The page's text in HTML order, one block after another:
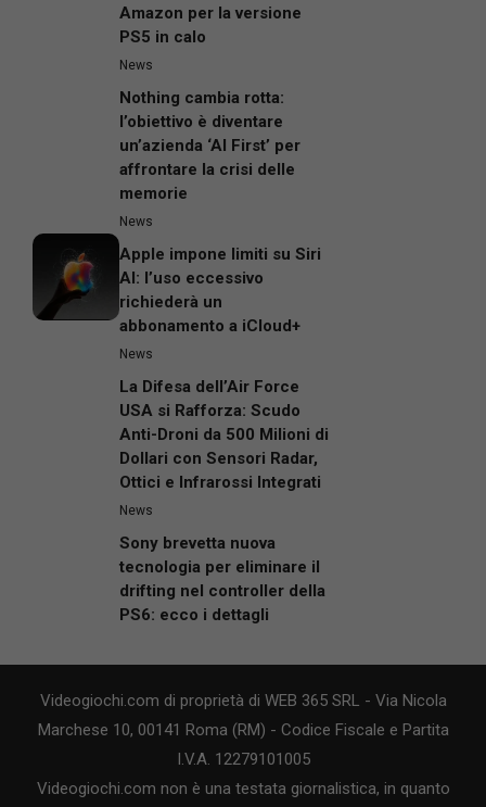
Amazon per la versione
PS5 in calo
News
Nothing cambia rotta:
l’obiettivo è diventare
un’azienda ‘AI First’ per
affrontare la crisi delle
memorie
News
Apple impone limiti su Siri
AI: l’uso eccessivo
richiederà un
abbonamento a iCloud+
News
La Difesa dell’Air Force
USA si Rafforza: Scudo
Anti-Droni da 500 Milioni di
Dollari con Sensori Radar,
Ottici e Infrarossi Integrati
News
Sony brevetta nuova
tecnologia per eliminare il
drifting nel controller della
PS6: ecco i dettagli
Videogiochi.com di proprietà di WEB 365 SRL - Via Nicola
Marchese 10, 00141 Roma (RM) - Codice Fiscale e Partita
I.V.A. 12279101005
Videogiochi.com non è una testata giornalistica, in quanto